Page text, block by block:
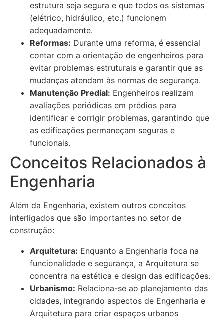
estrutura seja segura e que todos os sistemas
(elétrico, hidráulico, etc.) funcionem
adequadamente.
Reformas: Durante uma reforma, é essencial
contar com a orientação de engenheiros para
evitar problemas estruturais e garantir que as
mudanças atendam às normas de segurança.
Manutenção Predial: Engenheiros realizam
avaliações periódicas em prédios para
identificar e corrigir problemas, garantindo que
as edificações permaneçam seguras e
funcionais.
Conceitos Relacionados à
Engenharia
Além da Engenharia, existem outros conceitos
interligados que são importantes no setor de
construção:
Arquitetura: Enquanto a Engenharia foca na
funcionalidade e segurança, a Arquitetura se
concentra na estética e design das edificações.
Urbanismo: Relaciona-se ao planejamento das
cidades, integrando aspectos de Engenharia e
Arquitetura para criar espaços urbanos